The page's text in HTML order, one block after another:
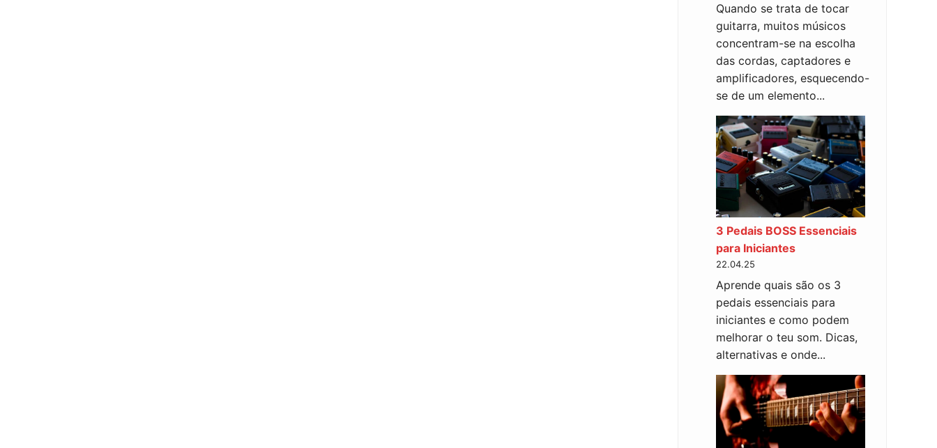
Quando se trata de tocar
guitarra, muitos músicos
concentram-se na escolha
das cordas, captadores e
amplificadores, esquecendo-
se de um elemento...
3 Pedais BOSS Essenciais
para Iniciantes
22.04.25
Aprende quais são os 3
pedais essenciais para
iniciantes e como podem
melhorar o teu som. Dicas,
alternativas e onde...